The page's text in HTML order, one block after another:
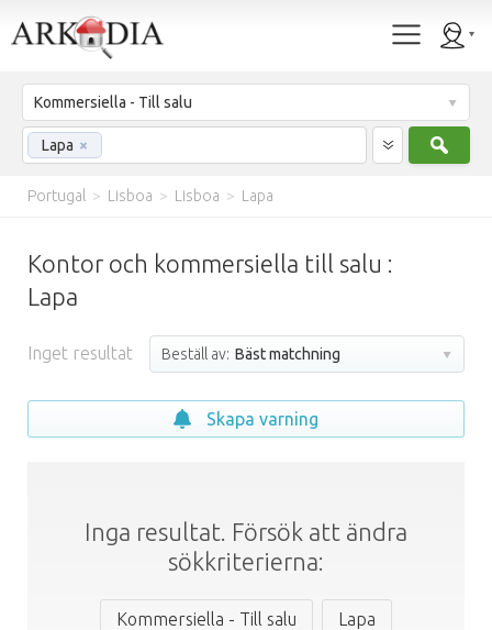
Kommersiella - Till salu
Lapa ×
Portugal > Lisboa > Lisboa > Lapa
Kontor och kommersiella till salu :
Lapa
Inget resultat Beställ av: Bäst matchning
Skapa varning
Inga resultat. Försök att ändra
sökkriterierna:
Kommersiella - Till salu Lapa